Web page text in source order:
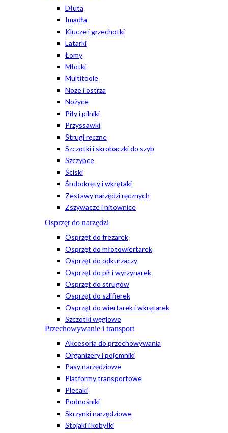
Dłuta
Imadła
Klucze i grzechotki
Latarki
Łomy
Młotki
Multitoole
Noże i ostrza
Nożyce
Piły i pilniki
Przyssawki
Strugi ręczne
Szczotki i skrobaczki do szyb
Szczypce
Ściski
Śrubokręty i wkrętaki
Zestawy narzędzi ręcznych
Zszywacze i nitownice
Osprzęt do narzędzi
Osprzęt do frezarek
Osprzęt do młotowiertarek
Osprzęt do odkurzaczy
Osprzęt do pił i wyrzynarek
Osprzęt do strugów
Osprzęt do szlifierek
Osprzęt do wiertarek i wkrętarek
Szczotki węglowe
Przechowywanie i transport
Akcesoria do przechowywania
Organizery i pojemniki
Pasy narzędziowe
Platformy transportowe
Plecaki
Podnośniki
Skrzynki narzędziowe
Stojaki i kobyłki